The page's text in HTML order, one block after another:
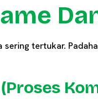
sering tertukar.